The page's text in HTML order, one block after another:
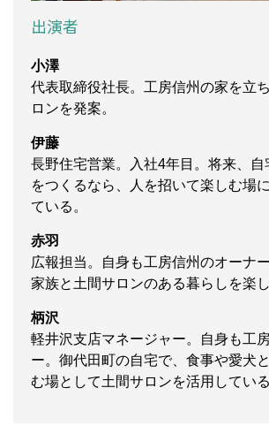
出演者
小澤
代表取締役社長。工房信州の家を立
ロンを発案。
伊藤
長野住宅営業。入社4年目。将来、自
をつくるなら、人を招いて楽しむ場
ている。
赤羽
広報担当。自身も工房信州のオーナ
家族と土間サロンのある暮らしを楽し
柄沢
軽井沢支店マネージャー。自身も工
ー。御代田町の自宅で、食事や愛犬
む場として土間サロンを活用している